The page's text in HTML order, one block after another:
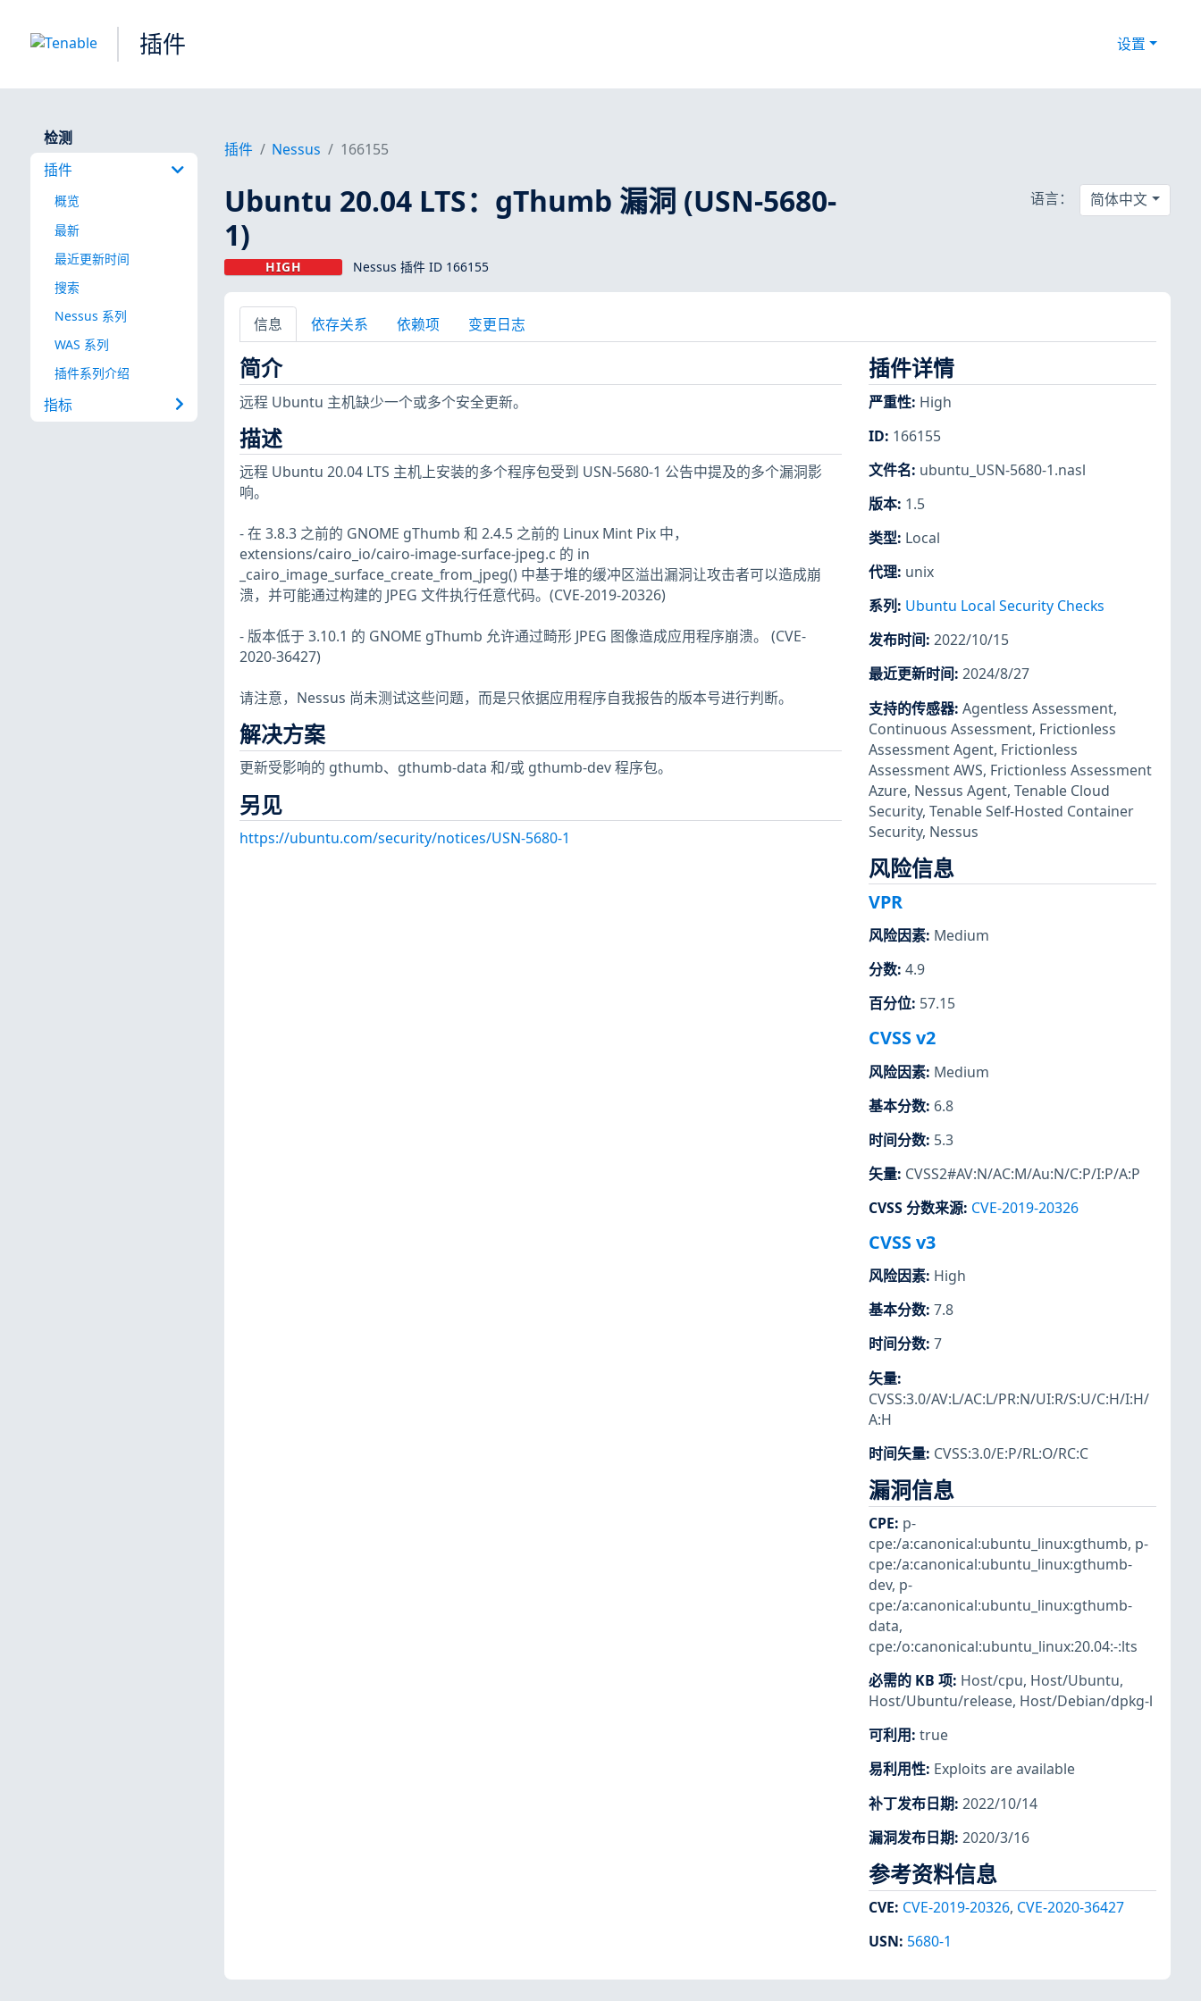
插件 设置
检测
插件
概览
最新
最近更新时间
搜索
Nessus 系列
WAS 系列
插件系列介绍
指标
插件 Nessus 166155
Ubuntu 20.04 LTS：gThumb 漏洞 (USN-5680-
1)
HIGH Nessus 插件 ID 166155
语言： 简体中文
信息 依存关系 依赖项 变更日志
简介
远程 Ubuntu 主机缺少一个或多个安全更新。
描述
远程 Ubuntu 20.04 LTS 主机上安装的多个程序包受到 USN-5680-1 公告中提及的多个漏洞影
响。
- 在 3.8.3 之前的 GNOME gThumb 和 2.4.5 之前的 Linux Mint Pix 中，
extensions/cairo_io/cairo-image-surface-jpeg.c 的 in
_cairo_image_surface_create_from_jpeg() 中基于堆的缓冲区溢出漏洞让攻击者可以造成崩
溃，并可能通过构建的 JPEG 文件执行任意代码。(CVE-2019-20326)
- 版本低于 3.10.1 的 GNOME gThumb 允许通过畸形 JPEG 图像造成应用程序崩溃。 (CVE-
2020-36427)
请注意，Nessus 尚未测试这些问题，而是只依据应用程序自我报告的版本号进行判断。
解决方案
更新受影响的 gthumb、gthumb-data 和/或 gthumb-dev 程序包。
另见
https://ubuntu.com/security/notices/USN-5680-1
插件详情
严重性: High
ID: 166155
文件名: ubuntu_USN-5680-1.nasl
版本: 1.5
类型: Local
代理: unix
系列 : Ubuntu Local Security Checks
发布时间: 2022/10/15
最近更新时间: 2024/8/27
支持的传感器: Agentless Assessment,
Continuous Assessment, Frictionless
Assessment Agent, Frictionless
Assessment AWS, Frictionless Assessment
Azure, Nessus Agent, Tenable Cloud
Security, Tenable Self-Hosted Container
Security, Nessus
风险信息
VPR
风险因素: Medium
分数: 4.9
百分位: 57.15
CVSS v2
风险因素: Medium
基本分数: 6.8
时间分数: 5.3
矢量: CVSS2#AV:N/AC:M/Au:N/C:P/I:P/A:P
CVSS 分数来源: CVE-2019-20326
CVSS v3
风险因素: High
基本分数: 7.8
时间分数: 7
矢量:
CVSS:3.0/AV:L/AC:L/PR:N/UI:R/S:U/C:H/I:H/
A:H
时间矢量: CVSS:3.0/E:P/RL:O/RC:C
漏洞信息
CPE: p-
cpe:/a:canonical:ubuntu_linux:gthumb, p-
cpe:/a:canonical:ubuntu_linux:gthumb-
dev, p-
cpe:/a:canonical:ubuntu_linux:gthumb-
data,
cpe:/o:canonical:ubuntu_linux:20.04:-:lts
必需的 KB 项: Host/cpu, Host/Ubuntu,
Host/Ubuntu/release, Host/Debian/dpkg-l
可利用: true
易利用性: Exploits are available
补丁发布日期: 2022/10/14
漏洞发布日期: 2020/3/16
参考资料信息
CVE: CVE-2019-20326, CVE-2020-36427
USN: 5680-1